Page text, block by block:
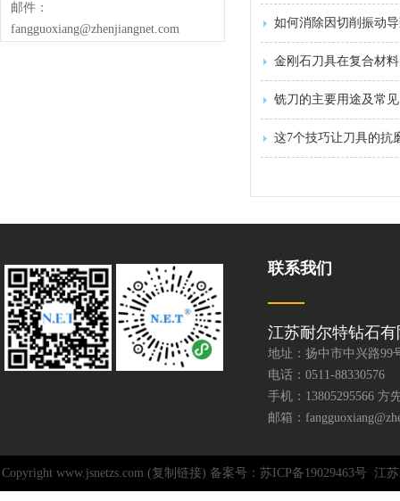
邮件：
fangguoxiang@zhenjiangnet.com
如何消除因切削振动
金刚石刀具在复合材
铣刀的主要用途及常
这7个技巧让刀具的抗
联系我们
江苏耐尔特钻石
地址：扬中市中兴路99
电话：0511-88330576
手机：13805295566 方
邮箱：
Copyright www.jsnetzs.com (复制链接) 备案号：苏ICP备19029463号 江